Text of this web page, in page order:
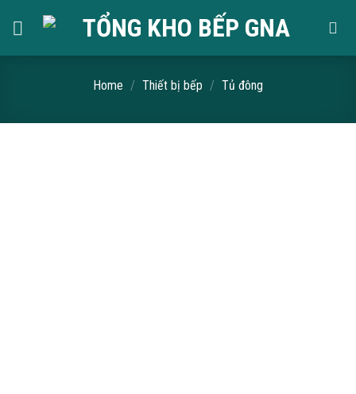
Home / Thiết bị bếp / Tủ đông